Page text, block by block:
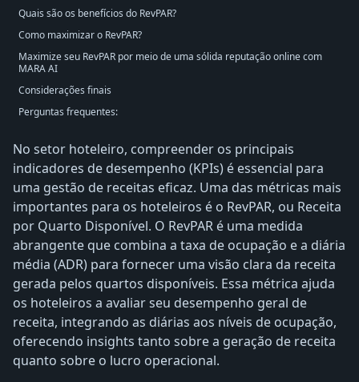
Quais são os benefícios do RevPAR?
Como maximizar o RevPAR?
Maximize seu RevPAR por meio de uma sólida reputação online com
MARA AI
Considerações finais
Perguntas frequentes:
No setor hoteleiro, compreender os principais
indicadores de desempenho (KPIs) é essencial para
uma gestão de receitas eficaz. Uma das métricas mais
importantes para os hoteleiros é o RevPAR, ou Receita
por Quarto Disponível. O RevPAR é uma medida
abrangente que combina a taxa de ocupação e a diária
média (ADR) para fornecer uma visão clara da receita
gerada pelos quartos disponíveis. Essa métrica ajuda
os hoteleiros a avaliar seu desempenho geral de
receita, integrando as diárias aos níveis de ocupação,
oferecendo insights tanto sobre a geração de receita
quanto sobre o lucro operacional.